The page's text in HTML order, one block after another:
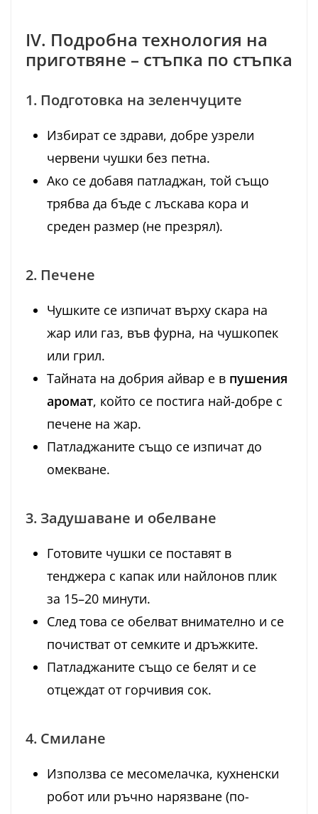
IV. Подробна технология на
приготвяне – стъпка по стъпка
1. Подготовка на зеленчуците
Избират се здрави, добре узрели
червени чушки без петна.
Ако се добавя патладжан, той също
трябва да бъде с лъскава кора и
среден размер (не презрял).
2. Печене
Чушките се изпичат върху скара на
жар или газ, във фурна, на чушкопек
или грил.
Тайната на добрия айвар е в пушения
аромат, който се постига най-добре с
печене на жар.
Патладжаните също се изпичат до
омекване.
3. Задушаване и обелване
Готовите чушки се поставят в
тенджера с капак или найлонов плик
за 15–20 минути.
След това се обелват внимателно и се
почистват от семките и дръжките.
Патладжаните също се белят и се
отцеждат от горчивия сок.
4. Смилане
Използва се месомелачка, кухненски
робот или ръчно нарязване (по-